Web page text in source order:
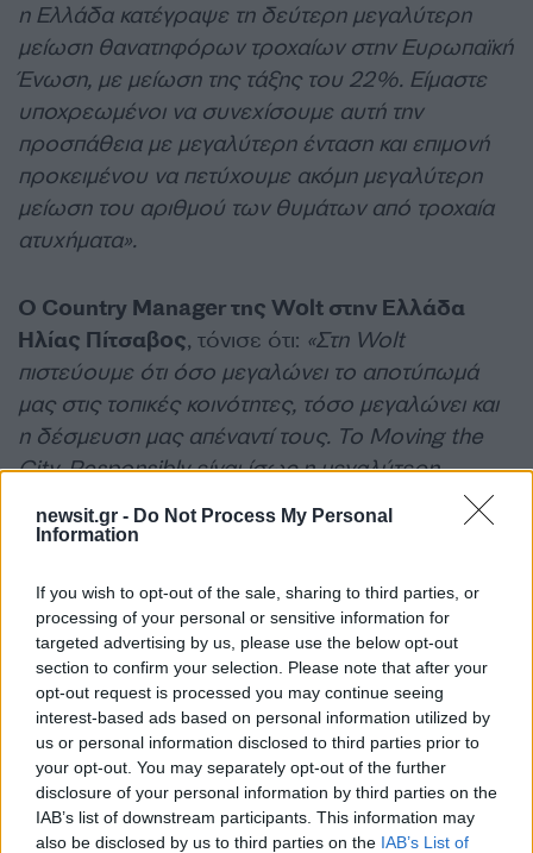
newsit.gr - Do Not Process My Personal
Information
If you wish to opt-out of the sale, sharing to third parties, or
processing of your personal or sensitive information for
targeted advertising by us, please use the below opt-out
section to confirm your selection. Please note that after your
opt-out request is processed you may continue seeing
interest-based ads based on personal information utilized by
us or personal information disclosed to third parties prior to
your opt-out. You may separately opt-out of the further
disclosure of your personal information by third parties on the
IAB’s list of downstream participants. This information may
also be disclosed by us to third parties on the IAB’s List of
η Ελλάδα κατέγραψε τη δεύτερη μεγαλύτερη
μείωση θανατηφόρων τροχαίων στην Ευρωπαϊκή
Ένωση, με μείωση της τάξης του 22%. Είμαστε
υποχρεωμένοι να συνεχίσουμε αυτή την
προσπάθεια με μεγαλύτερη ένταση και επιμονή
προκειμένου να πετύχουμε ακόμη μεγαλύτερη
μείωση του αριθμού των θυμάτων από τροχαία
ατυχήματα».
Ο Country Manager της Wolt στην Ελλάδα
Ηλίας Πίτσαβος, τόνισε ότι: «Στη Wolt
πιστεύουμε ότι όσο μεγαλώνει το αποτύπωμά
μας στις τοπικές κοινότητες, τόσο μεγαλώνει και
η δέσμευση μας απέναντί τους. Το Moving the
City, Responsibly είναι ίσως η μεγαλύτερη
πρωτοβουλία υπεύθυνης μετακίνησης που
έχουμε υλοποιήσει διεθνώς και μια έμπρακτη
τη συνεργασία, με στόχο να συμβάλουμε στη
δημιουργία μιας κουλτούρας που προωθεί την
υπεύθυνη και ασφαλέστερη μετακίνηση για
όλους».
ΟΕπικεφαλής Επικοινωνίας και Εταιρικών
Υποθέσεων της Wolt για τη ΝΑ Ευρώπη και την
Κεντρική Ασία Άκης Σταμούλης, δήλωσε:«Η